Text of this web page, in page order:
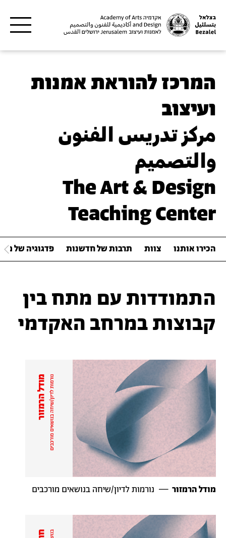
המרכז להוראת אמנות
ועיצוב
مركز تدريس الفنون
والتصميم
The Art & Design
Teaching Center
הכירו אותנו צוות תרבות של חדשנות פדגוגיה של
התמודדות עם מתח בין
קבוצות במרחב האקדמי
מודלהרמזור — נורמותלדיון/שיחה בנושאים מורכבים